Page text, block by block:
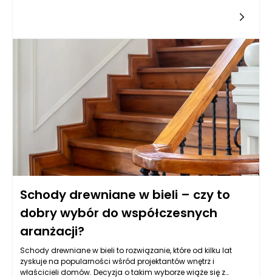
schodów drewnianych wpływa nie tylko na estetykę, ale także
często pełni rolę balustrady, która nie tylko pozwala na
zachowanie optycznej lekkości, ale też zostawia wrażenie
otwartej przestrzeni. Jak zatem skutecznie połączyć te dwa
materiały, aby uzyskać spektakularny efekt, zarówno w kwestii
wyglądu, jak i bezpieczeństwa?
Schody drewniane w bieli – czy to
dobry wybór do współczesnych
aranżacji?
Schody drewniane w bieli to rozwiązanie, które od kilku lat
zyskuje na popularności wśród projektantów wnętrz i
właścicieli domów. Decyzja o takim wyborze wiąże się z